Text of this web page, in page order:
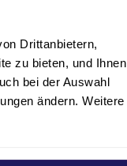
Drittanbietern,
zu bieten, und Ihnen
bei der Auswahl
ändern. Weitere
der